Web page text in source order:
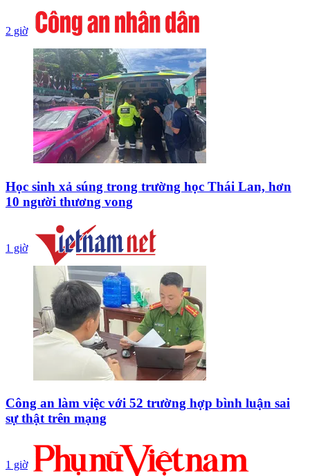
2 giờ
Học sinh xả súng trong trường học Thái Lan, hơn
10 người thương vong
1 giờ
Công an làm việc với 52 trường hợp bình luận sai
sự thật trên mạng
1 giờ